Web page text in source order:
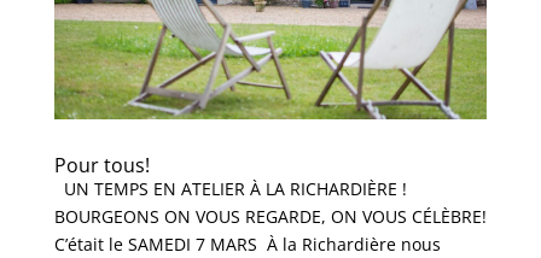
Pour tous!
UN TEMPS EN ATELIER À LA RICHARDIÈRE !
BOURGEONS ON VOUS REGARDE, ON VOUS CÉLÈBRE!
C’était le SAMEDI 7 MARS À la Richardière nous